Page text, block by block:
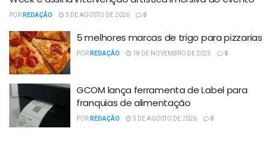
PORREDAÇÃO 3 DE AGOSTO DE 2026 0
5 melhores marcas de trigo para pizzarias
PORREDAÇÃO 18 DE NOVEMBRO DE 2025 0
GCOM lança ferramenta de Label para
franquias de alimentação
PORREDAÇÃO 5 DE AGOSTO DE 2026 0